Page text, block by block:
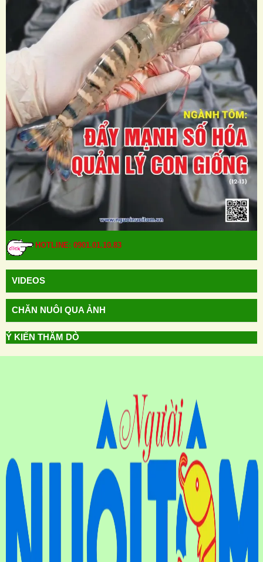
HOTLINE: 0901.01.10.83
VIDEOS
CHĂN NUÔI QUA ẢNH
Ý KIẾN THĂM DÒ